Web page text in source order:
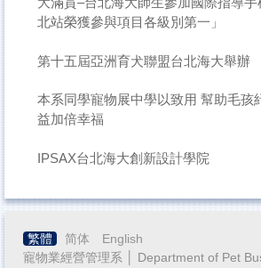
北站榮獲參與項目各級別第一」
第十五屆亞洲育犬聯盟台北海大舉辦
本系同學寵物展中學以致用 幫助毛孩
益加倍幸福
IPSAX台北海大創新設計學院
繁體 简体
English
寵物業經營管理系 │ Department of Pet